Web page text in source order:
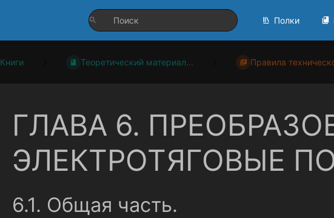
Полки
Книги Теоретический материал... Правила
ГЛАВА 6.
ЭЛЕКТРОТЯГОВЫЕ
6.1. Общая часть.